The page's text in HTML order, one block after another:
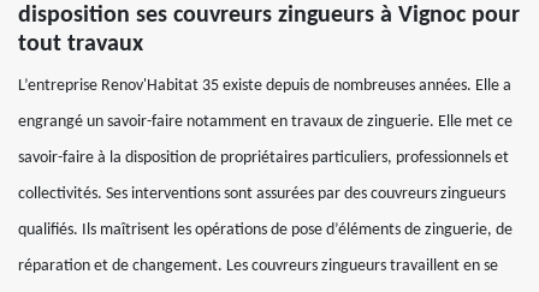
disposition ses couvreurs zingueurs à Vignoc pour
tout travaux
L’entreprise Renov'Habitat 35 existe depuis de nombreuses années. Elle a
engrangé un savoir-faire notamment en travaux de zinguerie. Elle met ce
savoir-faire à la disposition de propriétaires particuliers, professionnels et
collectivités. Ses interventions sont assurées par des couvreurs zingueurs
qualifiés. Ils maîtrisent les opérations de pose d’éléments de zinguerie, de
réparation et de changement. Les couvreurs zingueurs travaillent en se